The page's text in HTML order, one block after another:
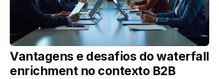
Vantagens e desafios do waterfall
enrichment no contexto B2B